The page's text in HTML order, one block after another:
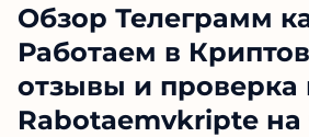
Обзор Телеграмм
Работаем в
отзывы и проверка
Rabotaemvkripte на